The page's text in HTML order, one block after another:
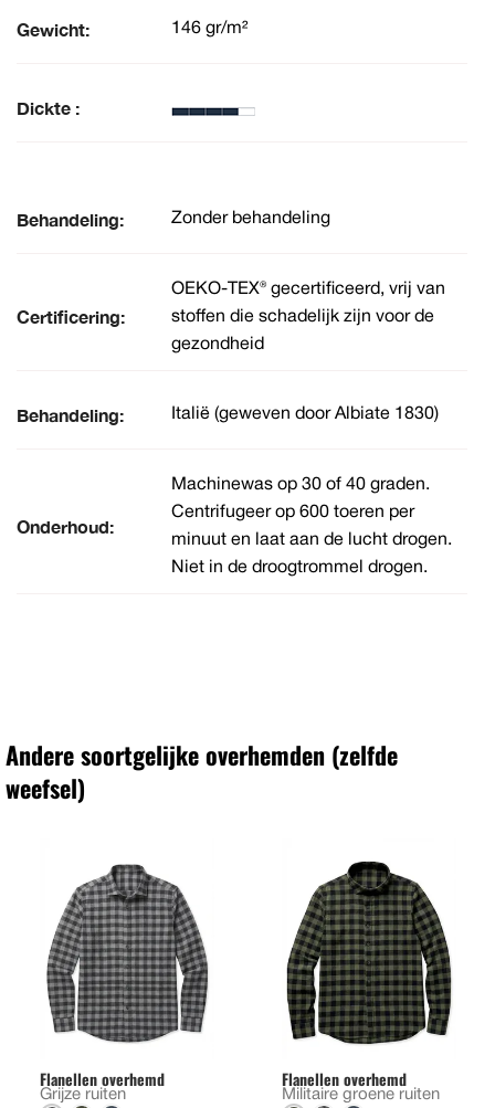
Gewicht: 146 gr/m²
Dickte :
Behandeling: Zonder behandeling
Certificering:
OEKO-TEX® gecertificeerd, vrij van
stoffen die schadelijk zijn voor de
gezondheid
Behandeling: Italië (geweven door Albiate 1830)
Onderhoud:
Machinewas op 30 of 40 graden.
Centrifugeer op 600 toeren per
minuut en laat aan de lucht drogen.
Niet in de droogtrommel drogen.
Andere soortgelijke overhemden (zelfde
weefsel)
Flanellen overhemd
Grijze ruiten
Flanellen overhemd
Militaire groene ruiten